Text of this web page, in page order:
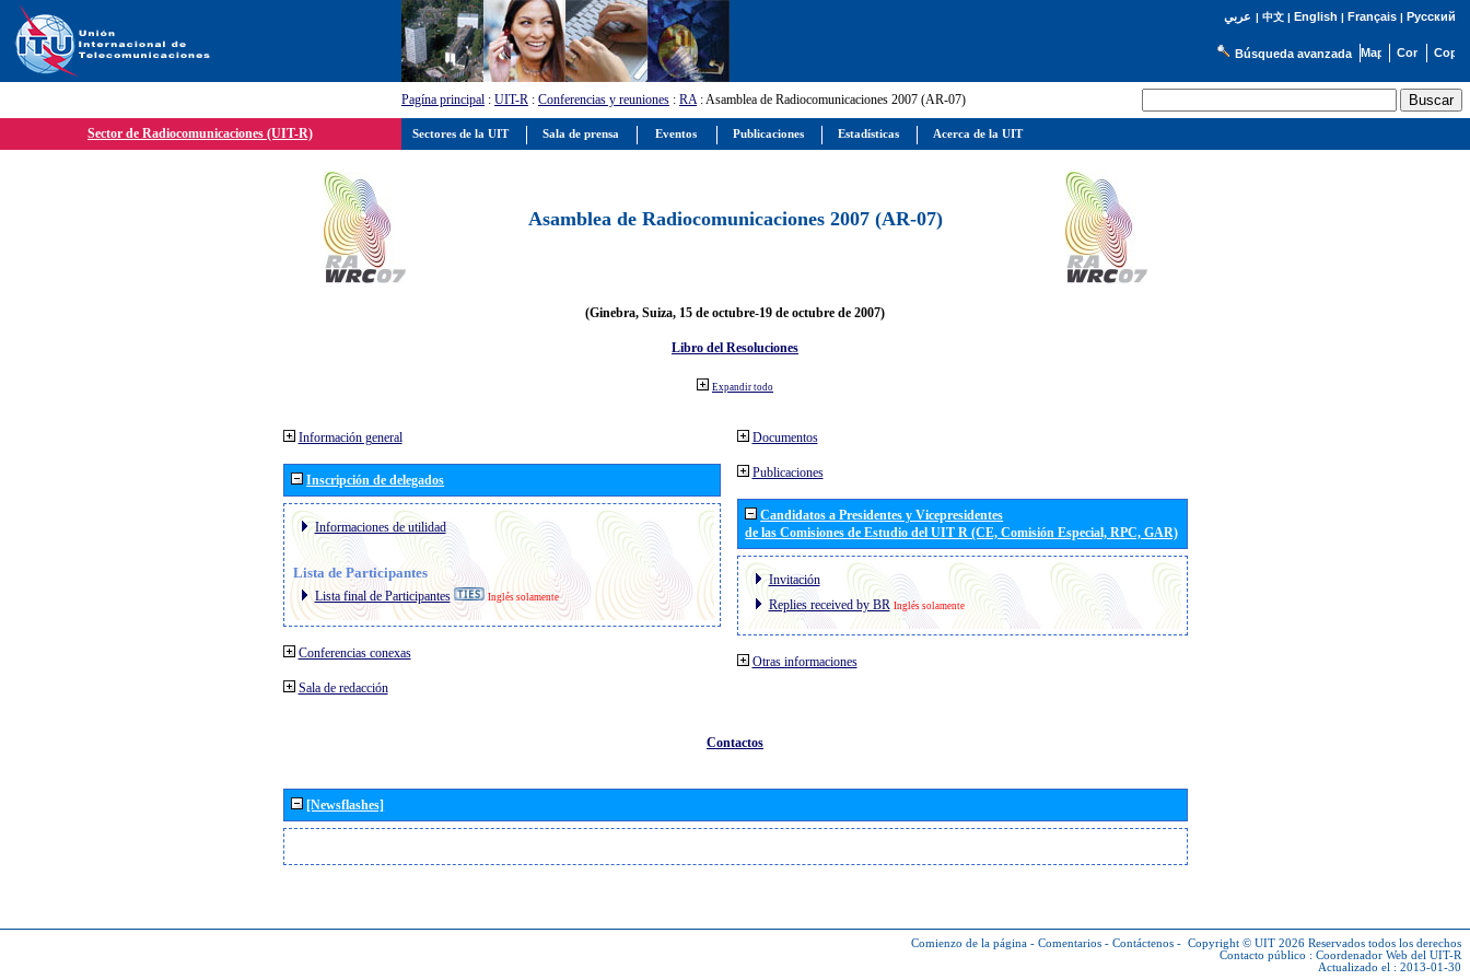
عربي | 中文| English | Français| Русский
Búsqueda avanzada
Pagína principal : UIT-R : Conferencias y reuniones : RA: Asamblea de Radiocomunicaciones 2007 (AR-07)
Sector de Radiocomunicaciones (UIT-R)
Asamblea de Radiocomunicaciones 2007 (AR-07)
(Ginebra, Suiza, 15 de octubre-19 de octubre de 2007)
Libro del Resoluciones
Expandir todo
Información general
Inscripción de delegados
Informaciones de utilidad
Lista de Participantes
Lista final de Participantes Inglés solamente
Conferencias conexas
Sala de redacción
Documentos
Publicaciones
Candidatos a Presidentes y Vicepresidentes
de las Comisiones de Estudio del UIT R (CE, Comisión Especial, RPC, GAR)
Invitación
Replies received by BR Inglés solamente
Otras informaciones
Contactos
[Newsflashes]
Comienzo de la página - Comentarios - Contáctenos - Copyright © UIT 2026 Reservados todos los derechos
Contacto público : Coordenador Web del UIT-R
Actualizado el : 2013-01-30
Sectores de la UIT Sala de prensa Eventos Publicaciones Estadísticas Acerca de la UIT